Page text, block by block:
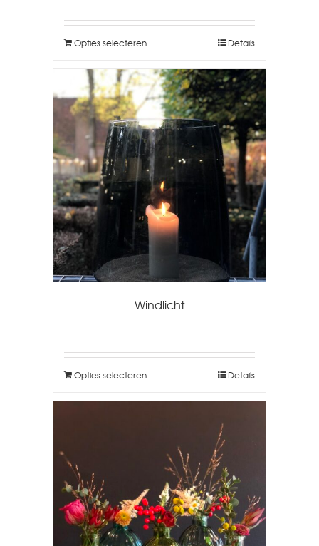
Opties selecteren Details
Windlicht
Opties selecteren Details